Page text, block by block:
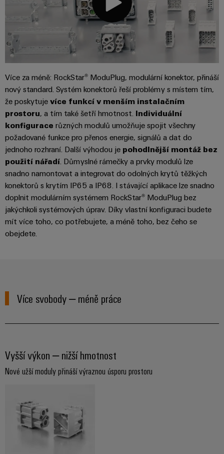
Software
Digitální
intuitivní,
rychlá
Více za méně: RockStar® ModuPlug, modulární konektor, přináší
nový standard. Systém konektorů řeší problémy s místem tím,
že poskytuje více funkcí v menším instalačním
prostoru, a tím také šetří hmotnost. Individuální
konfigurace různých modulů umožňuje spojit všechny
požadované funkce pro přenos energie, signálů a dat do
jednoho rozhraní. Další výhodou je pohodlnější montáž bez
použití nářadí . Důmyslné rámečky a prvky modulů lze
snadno namontovat a integrovat do odolných krytů těžkých
konektorů s krytím IP65 a IP68. I stávající aplikace lze snadno
doplnit modulárním systémem RockStar® ModuPlug bez
jakýchkoli systémových úprav. Díky vlastní konfiguraci budete
mít více toho, co potřebujete, a méně toho, bez čeho se
obejdete.
Více svobody – méně práce
Vyšší výkon – nižší hmotnost
Nové užší moduly přináší výraznou úsporu prostoru